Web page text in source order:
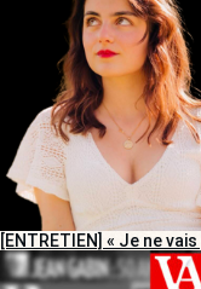
[ENTRETIEN] « Je ne